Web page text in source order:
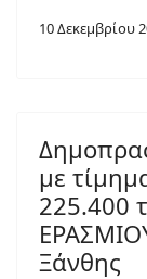
10 Δεκεμβρίου
με
225.400
Ξάνθης